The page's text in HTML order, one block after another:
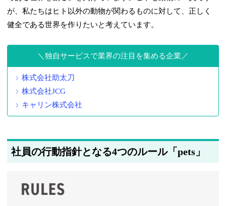
が、私たちはヒト以外の動物が関わるものに対して、正しく
健全である世界を作りたいと考えています。
独自サービスで業界の注目を集める企業
株式会社助太刀
株式会社JCG
キャリン株式会社
社員の行動指針となる4つのルール「pets」